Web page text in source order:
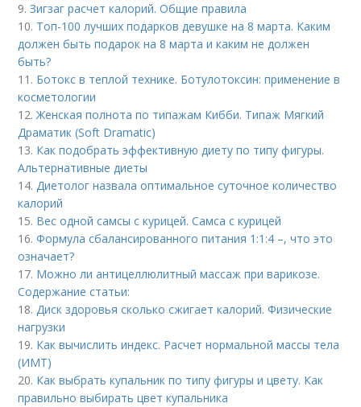
9.Зигзаг расчет калорий. Общие правила
10. Топ-100 лучших подарков девушке на 8 марта. Каким
должен быть подарок на 8 марта и каким не должен
быть?
11. Ботокс в теплой технике. Ботулотоксин: применение в
косметологии
12.Женская полнота по типажам Кибби. Типаж Мягкий
Драматик (Soft Dramatic)
13. Как подобрать эффективную диету по типу фигуры.
Альтернативные диеты
14.Диетолог назвала оптимальное суточное количество
калорий
15. Вес одной самсы с курицей. Самса с курицей
16.Формула сбалансированного питания 1:1:4 –, что это
означает?
17. Можно ли антицеллюлитный массаж при варикозе.
Содержание статьи:
18.Диск здоровья сколько сжигает калорий. Физические
нагрузки
19. Как вычислить индекс. Расчет нормальной массы тела
(ИМТ)
20. Как выбрать купальник по типу фигуры и цвету. Как
правильно выбирать цвет купальника